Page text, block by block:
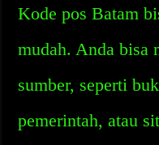
Kode pos Batam
mudah. Anda bisa
sumber, seperti
pemerintah, atau